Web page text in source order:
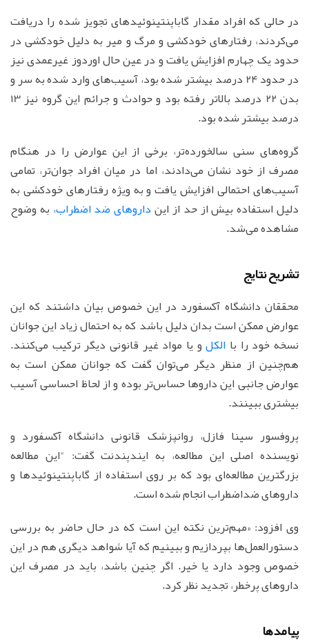
در حالی که افراد مقدار گاباپنتینوئیدهای تجویز شده را دریافت
می‌کردند، رفتارهای خودکشی و مرگ و میر به دلیل خودکشی در
حدود یک چهارم افزایش یافت و در عین حال اوردوز غیرعمدی نیز
در حدود 24 درصد بیشتر شده بود، آسیب‌های وارد شده به سر و
بدن 22 درصد بالاتر رفته بود و حوادث و جرائم این گروه نیز 13
درصد بیشتر شده بود.
گروه‌های سنی سالخورده‌تر، برخی از این عوارض را در هنگام
مصرف از خود نشان می‌دادند، اما در میان افراد جوان‌تر، تمامی
آسیب‌های احتمالی افزایش یافت و به ویژه رفتارهای خودکشی به
دلیل استفاده بیش از حد از اینداروهای ضد اضطراب، به وضوح
مشاهده می‌شد.
تشریح نتایج
محققان دانشگاه آکسفورد در این خصوص بیان داشتند که این
عوارض ممکن است بدان دلیل باشد که به احتمال زیاد این جوانان
نسخه خود را با الکلو یا مواد غیر قانونی دیگر ترکیب می‌کنند.
هم‌چنین از منظر دیگر می‌توان گفت که جوانان ممکن است به
عوارض جانبی این داروها حساس‌تر بوده و از لحاظ احساسی آسیب
بیشتری ببینند.
پروفسور سینا فازل، روانپزشک قانونی دانشگاه آکسفورد و
نویسنده اصلی این مطالعه، به ایندپندنت گفت: "این مطالعه
بزرگترین مطالعه‌ای بود که بر روی استفاده از گاباپنتینوئیدها و
داروهای ضداضطراب انجام شده است.
وی افزود: «مهم‌ترین نکته این است که در حال حاضر به بررسی
دستورالعمل‌ها بپردازیم و ببینیم که آیا شواهد دیگری هم در این
خصوص وجود دارد یا خیر. اگر چنین باشد، باید در مصرف این
داروهای پرخطر، تجدید نظر کرد.
پیامدها